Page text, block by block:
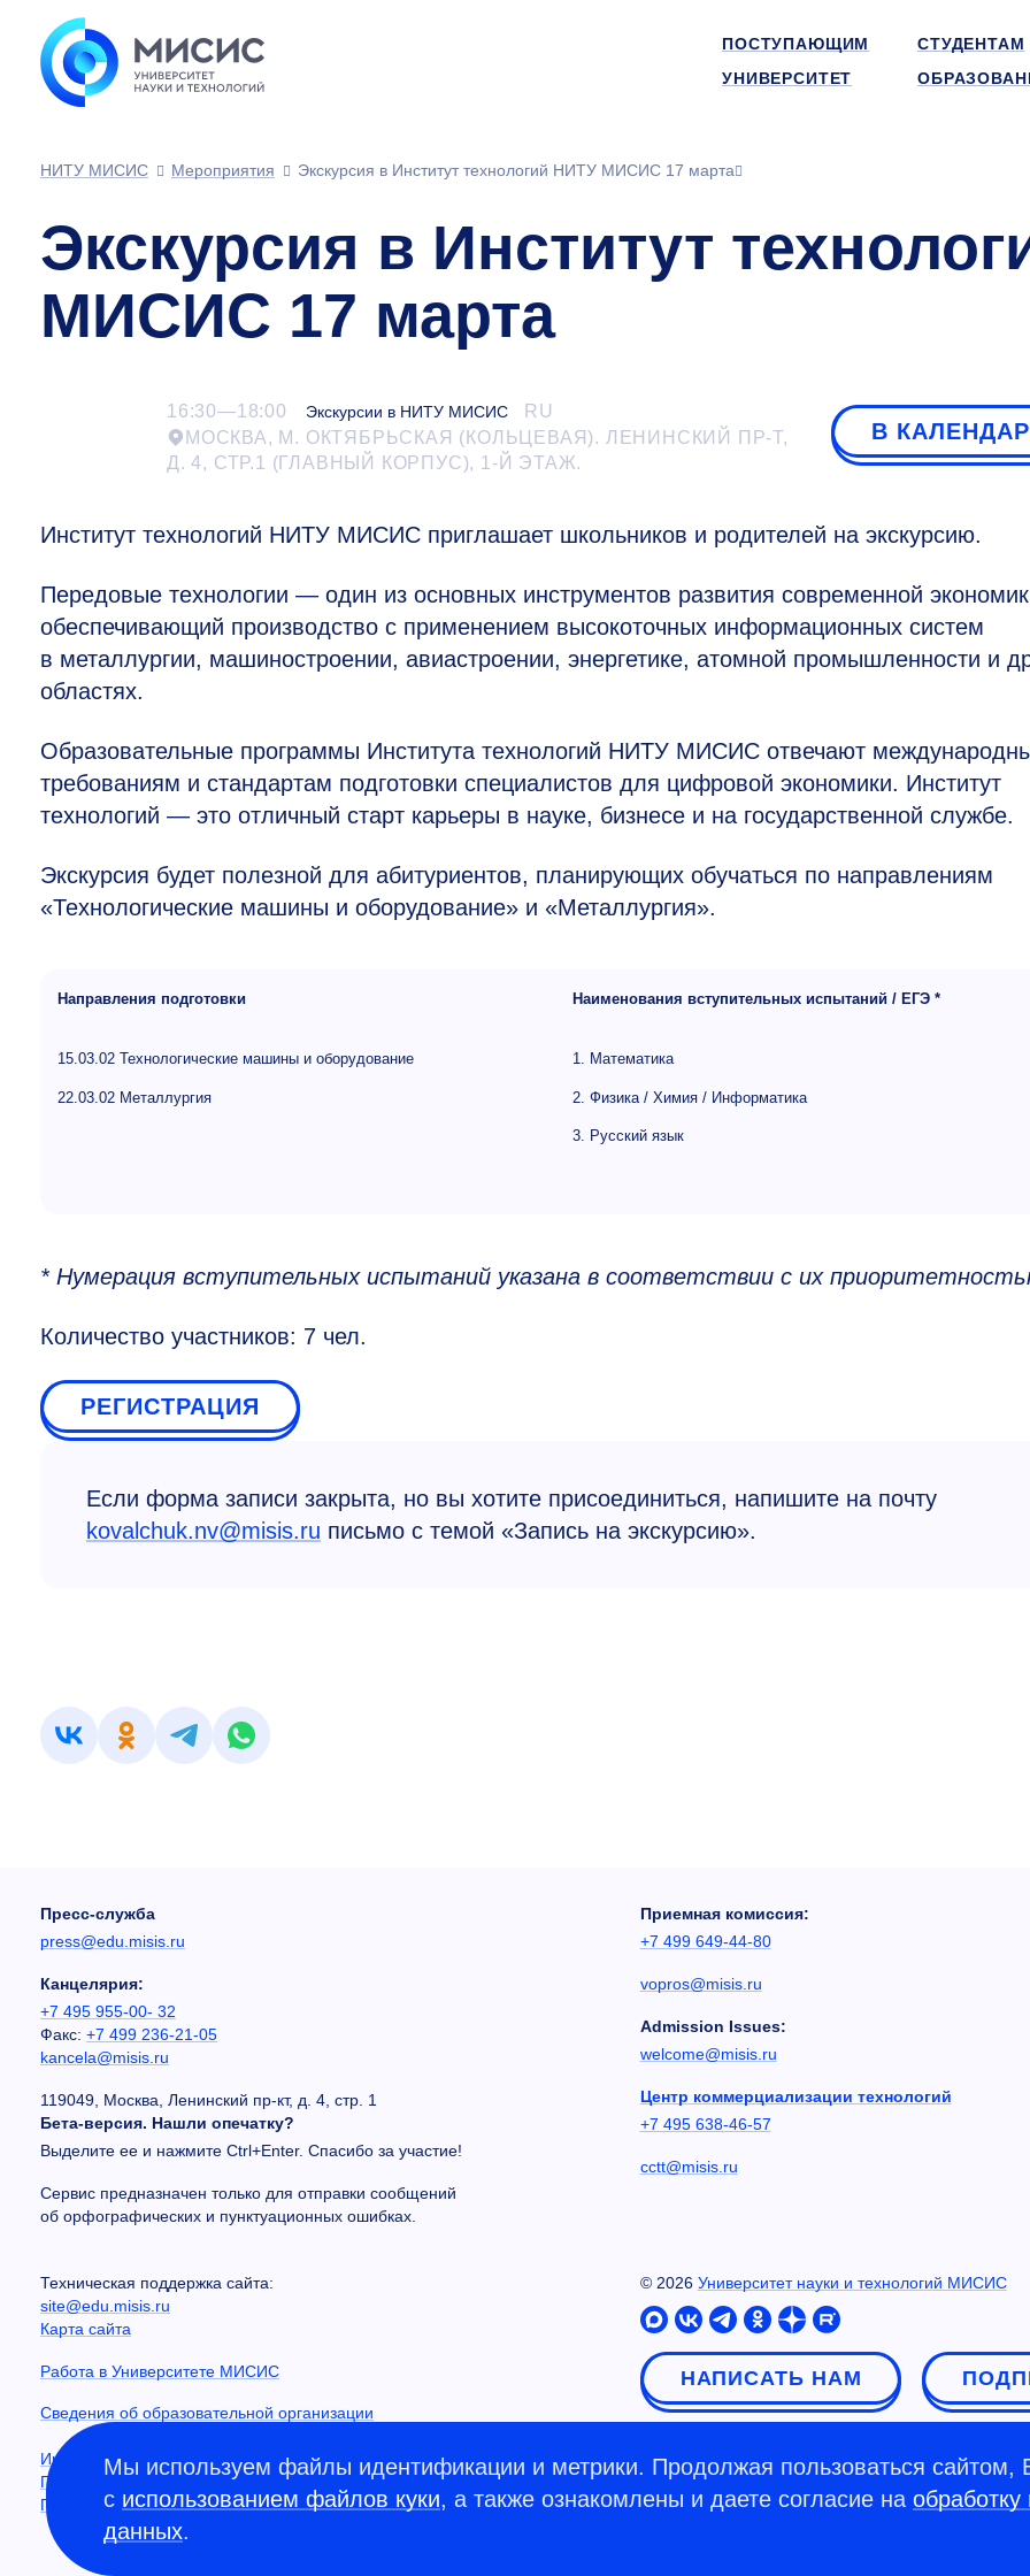
ПОСТУПАЮЩИМ
СТУДЕНТАМ
УНИВЕРСИТЕТ
НИТУ МИСИС Мероприятия Экскурсия в Институт технологий НИТУ МИСИС 17 марта
Экскурсия в Институт
МИСИС 17 марта
16:30—18:00 Экскурсии в НИТУ МИСИС
RU
МОСКВА, М. ОКТЯБРЬСКАЯ (КОЛЬЦЕВАЯ). ЛЕНИНСКИЙ ПР-Т,
Д. 4, СТР.1 (ГЛАВНЫЙ КОРПУС), 1-Й ЭТАЖ.
В
Институт технологий НИТУ МИСИС приглашает школьников и родителей на экскурсию.
Передовые технологии — один из основных инструментов развития современной
обеспечивающий производство с применением высокоточных информационных систем
в металлургии, машиностроении, авиастроении, энергетике, атомной промышленности и
областях.
Образовательные программы Института технологий НИТУ МИСИС отвечают
требованиям и стандартам подготовки специалистов для цифровой экономики. Институт
технологий — это отличный старт карьеры в науке, бизнесе и на государственной службе.
Экскурсия будет полезной для абитуриентов, планирующих обучаться по направлениям
«Технологические машины и оборудование» и «Металлургия».
Направления подготовки Наименования вступительных испытаний / ЕГЭ *
15.03.02 Технологические машины и оборудование
22.03.02 Металлургия
1. Математика
2. Физика / Химия / Информатика
3. Русский язык
* Нумерация вступительных испытаний указана в соответствии с их
Количество участников: 7 чел.
РЕГИСТРАЦИЯ
Если форма записи закрыта, но вы хотите присоединиться, напишите на почту
kovalchuk.nv@misis.ru письмо с темой «Запись на экскурсию».
Пресс-служба
press@edu.misis.ru
Канцелярия:
+7 495 955-00- 32
Факс: +7 499 236-21-05
kancela@misis.ru
119049, Москва, Ленинский пр-кт, д. 4, стр. 1
Бета-версия. Нашли опечатку?
Выделите ее и нажмите Ctrl+Enter. Спасибо за участие!
Сервис предназначен только для отправки сообщений
об орфографических и пунктуационных ошибках.
Приемная комиссия:
+7 499 649-44-80
vopros@misis.ru
Admission Issues:
welcome@misis.ru
Центр коммерциализации технологий
+7 495 638-46-57
cctt@misis.ru
Техническая поддержка сайта:
site@edu.misis.ru
Карта сайта
Работа в Университете МИСИС
Сведения об образовательной организации
Информация о закупках
Противодействие коррупции
Политика конфиденциальности
© 2026 Университет науки и технологий МИСИС
НАПИСАТЬ НАМ
Мы используем файлы идентификации и метрики. Продолжая пользоваться сайтом,
с использованием файлов куки, а также ознакомлены и даете согласие на
данных.